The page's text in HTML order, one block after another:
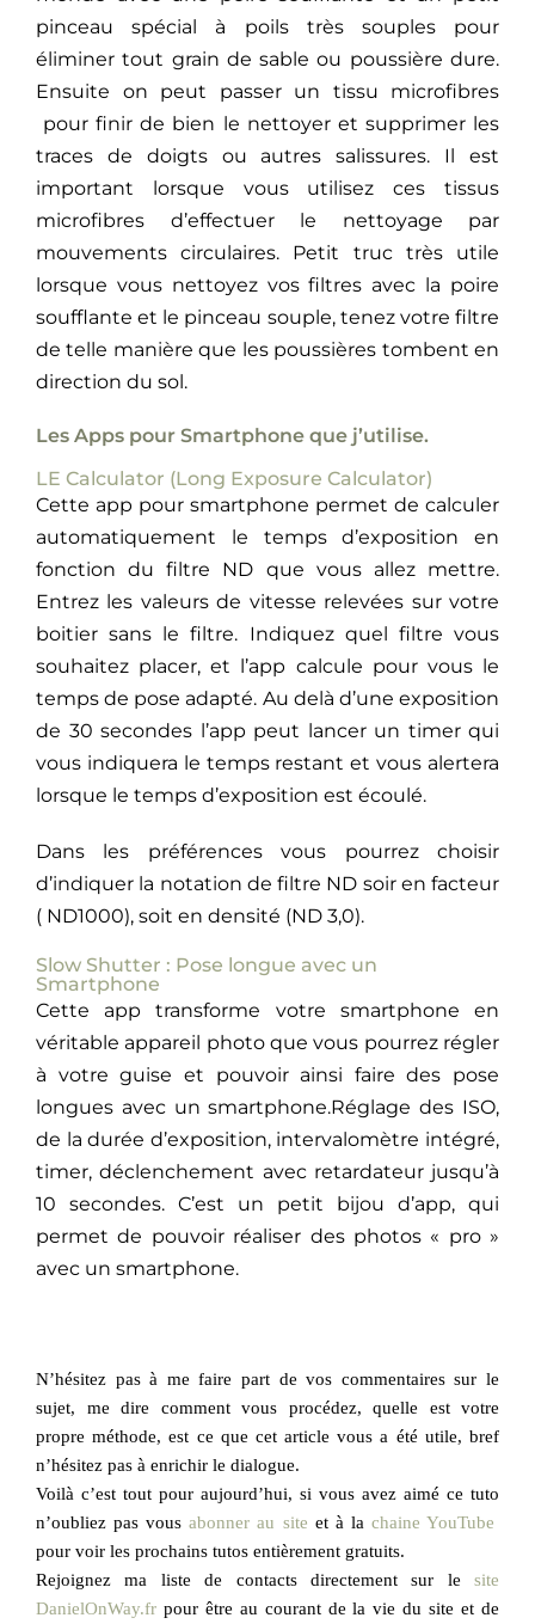
pinceau spécial à poils très souples pour
éliminer tout grain de sable ou poussière dure.
Ensuite on peut passer un tissu microfibres
pour finir de bien le nettoyer et supprimer les
traces de doigts ou autres salissures. Il est
important lorsque vous utilisez ces tissus
microfibres d’effectuer le nettoyage par
mouvements circulaires. Petit truc très utile
lorsque vous nettoyez vos filtres avec la poire
soufflante et le pinceau souple, tenez votre filtre
de telle manière que les poussières tombent en
direction du sol.
Les Apps pour Smartphone que j’utilise.
LE Calculator (Long Exposure Calculator)
Cette app pour smartphone permet de calculer
automatiquement le temps d’exposition en
fonction du filtre ND que vous allez mettre.
Entrez les valeurs de vitesse relevées sur votre
boitier sans le filtre. Indiquez quel filtre vous
souhaitez placer, et l’app calcule pour vous le
temps de pose adapté. Au delà d’une exposition
de 30 secondes l’app peut lancer un timer qui
vous indiquera le temps restant et vous alertera
lorsque le temps d’exposition est écoulé.
Dans les préférences vous pourrez choisir
d’indiquer la notation de filtre ND soir en facteur
( ND1000), soit en densité (ND 3,0).
Slow Shutter : Pose longue avec un
Smartphone
Cette app transforme votre smartphone en
véritable appareil photo que vous pourrez régler
à votre guise et pouvoir ainsi faire des pose
longues avec un smartphone.Réglage des ISO,
de la durée d’exposition, intervalomètre intégré,
timer, déclenchement avec retardateur jusqu’à
10 secondes. C’est un petit bijou d’app, qui
permet de pouvoir réaliser des photos « pro »
avec un smartphone.
N’hésitez pas à me faire part de vos commentaires sur le
sujet, me dire comment vous procédez, quelle est votre
propre méthode, est ce que cet article vous a été utile, bref
n’hésitez pas à enrichir le dialogue.
Voilà c’est tout pour aujourd’hui, si vous avez aimé ce tuto
n’oubliez pas vousabonner au site et à la chaine YouTube
pour voir les prochains tutos entièrement gratuits.
Rejoignez ma liste de contacts directement sur le site
DanielOnWay.fr pour être au courant de la vie du site et de